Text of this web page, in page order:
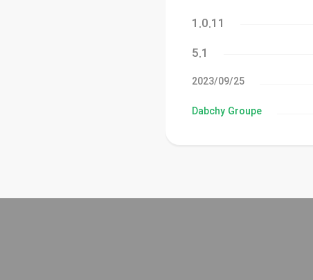
1.0.11
5.1
25‏/09‏/2023
Dabchy Groupe